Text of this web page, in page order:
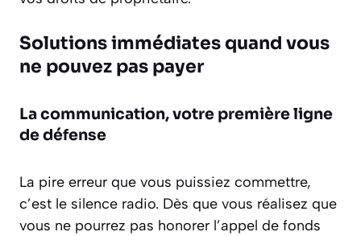
Solutions immédiates quand vous
ne pouvez pas payer
La communication, votre première ligne
de défense
La pire erreur que vous puissiez commettre,
c’est le silence radio. Dès que vous réalisez que
vous ne pourrez pas honorer l’appel de fonds